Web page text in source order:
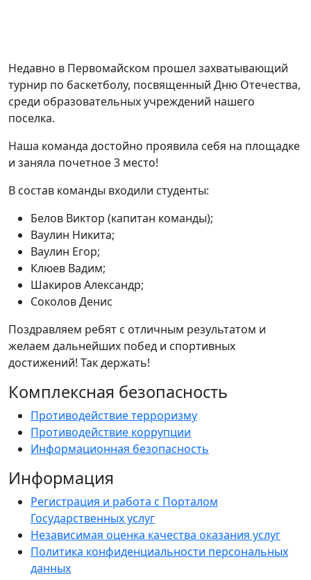
Недавно в Первомайском прошел захватывающий
турнир по баскетболу, посвященный Дню Отечества,
среди образовательных учреждений нашего
поселка.
Наша команда достойно проявила себя на площадке
и заняла почетное 3 место!
В состав команды входили студенты:
Белов Виктор (капитан команды);
Ваулин Никита;
Ваулин Егор;
Клюев Вадим;
Шакиров Александр;
Соколов Денис
Поздравляем ребят с отличным результатом и
желаем дальнейших побед и спортивных
достижений! Так держать!
Комплексная безопасность
Противодействие терроризму
Противодействие коррупции
Информационная безопасность
Информация
Регистрация и работа с Порталом
Государственных услуг
Независимая оценка качества оказания услуг
Политика конфиденциальности персональных
данных